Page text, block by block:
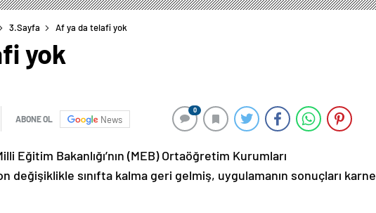
3.Sayfa Af ya da telafi yok
yok
ABONE OL News
0
Eğitim Bakanlığı’nın (MEB) Ortaöğretim Kurumları
değişiklikle sınıfta kalma geri gelmiş, uygulamanın sonuçları karne